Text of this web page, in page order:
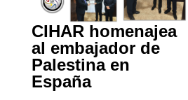
CIHAR homenajea
al embajador de
Palestina en
España